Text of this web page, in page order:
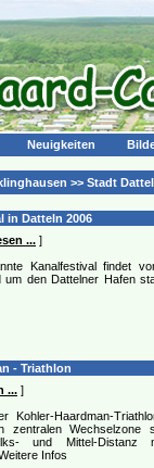
Neuigkeiten
>> Stadt
in Datteln 2006
... ]
Kanalfestival findet
um den Dattelner Hafen
- Triathlon
... ]
Kohler-Haardman-
zentralen Wechselzone
und Mittel-Distanz
Infos